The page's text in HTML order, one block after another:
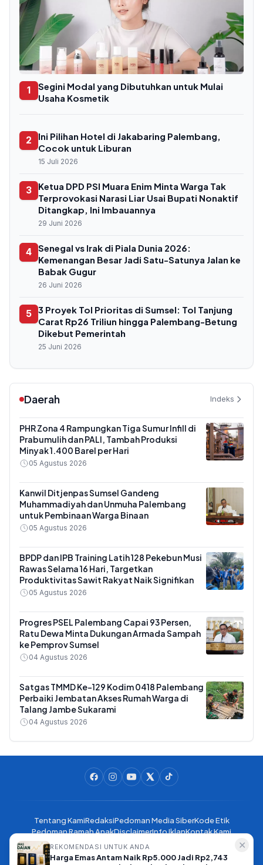
REKOMENDASI UNTUK ANDA
Harga Emas Antam Naik Rp5.000 Jadi Rp2,743
✕
1
Segini Modal yang Dibutuhkan untuk Mulai
Usaha Kosmetik
2
Ini Pilihan Hotel di Jakabaring Palembang,
Cocok untuk Liburan
15 Juli 2026
3
Ketua DPD PSI Muara Enim Minta Warga Tak
Terprovokasi Narasi Liar Usai Bupati Nonaktif
Ditangkap, Ini Imbauannya
29 Juni 2026
4 Senegal vs Irak di Piala Dunia 2026:
Kemenangan Besar Jadi Satu-Satunya Jalan ke
Babak Gugur
26 Juni 2026
5 3 Proyek Tol Prioritas di Sumsel: Tol Tanjung
Carat Rp26 Triliun hingga Palembang-Betung
Dikebut Pemerintah
25 Juni 2026
Daerah Indeks
PHR Zona 4 Rampungkan Tiga Sumur Infill di
Prabumulih dan PALI, Tambah Produksi
Minyak 1.400 Barel per Hari
05 Agustus 2026
Kanwil Ditjenpas Sumsel Gandeng
Muhammadiyah dan Unmuha Palembang
untuk Pembinaan Warga Binaan
05 Agustus 2026
BPDP dan IPB Training Latih 128 Pekebun Musi
Rawas Selama 16 Hari, Targetkan
Produktivitas Sawit Rakyat Naik Signifikan
05 Agustus 2026
Progres PSEL Palembang Capai 93 Persen,
Ratu Dewa Minta Dukungan Armada Sampah
ke Pemprov Sumsel
04 Agustus 2026
Satgas TMMD Ke-129 Kodim 0418 Palembang
Perbaiki Jembatan Akses Rumah Warga di
Talang Jambe Sukarami
04 Agustus 2026
Tentang KamiRedaksiPedoman Media SiberKode Etik
Pedoman Ramah AnakDisclaimerInfo IklanKontak Kami
SumselOKe.com - Mengabarkan Sumsel dengan Jernih dan